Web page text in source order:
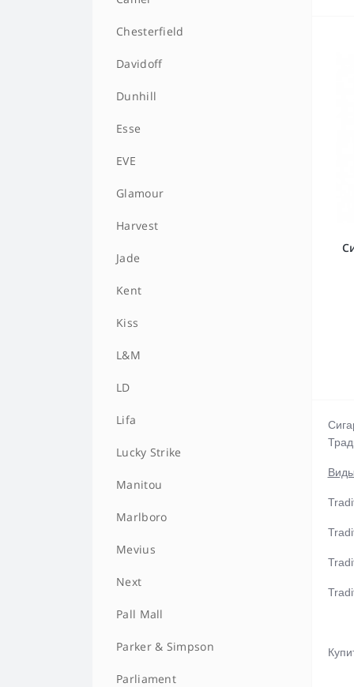
HQD MEGA
HQD MELO
HQD MINI
HQD NOVA
HQD ROSY
HQD STARK
HQD Super
HQD ULTRA STICK
HQD V2
Chesterfield
Davidoff
Dunhill
Esse
EVE
Glamour
Harvest
Jade
Kent
Kiss
L&M
LD
Lifa
Lucky Strike
Manitou
Marlboro
Mevius
Next
Pall Mall
Parker & Simpson
Parliament